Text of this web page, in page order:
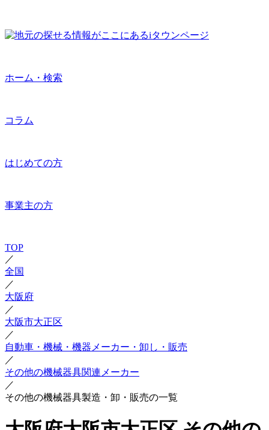
ホーム・検索
コラム
はじめての方
事業主の方
TOP
／
全国
／
大阪府
／
大阪市大正区
／
自動車・機械・機器メーカー・卸し・販売
／
その他の機械器具関連メーカー
／
その他の機械器具製造・卸・販売の一覧